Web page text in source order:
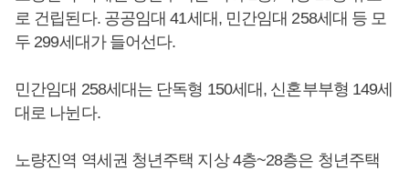
로 건립된다. 공공임대 41세대, 민간임대 258세대 등 모
두 299세대가 들어선다.
민간임대 258세대는 단독형 150세대, 신혼부부형 149세
대로 나뉜다.
노량진역 역세권 청년주택 지상 4층~28층은 청년주택